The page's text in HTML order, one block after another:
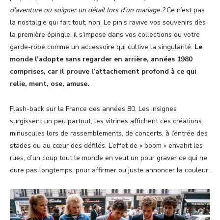
d’aventure ou soigner un détail lors d’un mariage ?Ce n’est pas
la nostalgie qui fait tout, non. Le pin’s ravive vos souvenirs dès
la première épingle, il s’impose dans vos collections ou votre
garde-robe comme un accessoire qui cultive la singularité. Le
monde l’adopte sans regarder en arrière, années 1980
comprises, car il prouve l’attachement profond à ce qui
relie, ment, ose, amuse.
Flash-back sur la France des années 80. Les insignes
surgissent un peu partout, les vitrines affichent ces créations
minuscules lors de rassemblements, de concerts, à l’entrée des
stades ou au cœur des défilés. L’effet de « boom » envahit les
rues, d’un coup tout le monde en veut un pour graver ce qui ne
dure pas longtemps, pour affirmer ou juste annoncer la couleur.